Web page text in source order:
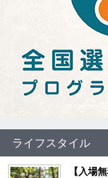
ライフスタイル
【入場